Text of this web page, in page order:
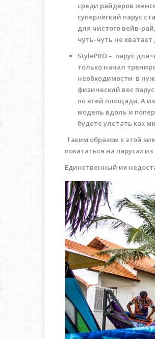
среди райдеров
суперлёгкий парус
для чистого вейв-
чуть-чуть не
StylePRO – парус
только начал
необходимости в
физический вес
по всей площади. А
модель вдоль и
будете улетать как
Таким образом к этой
покататься на парусах
Единственный их